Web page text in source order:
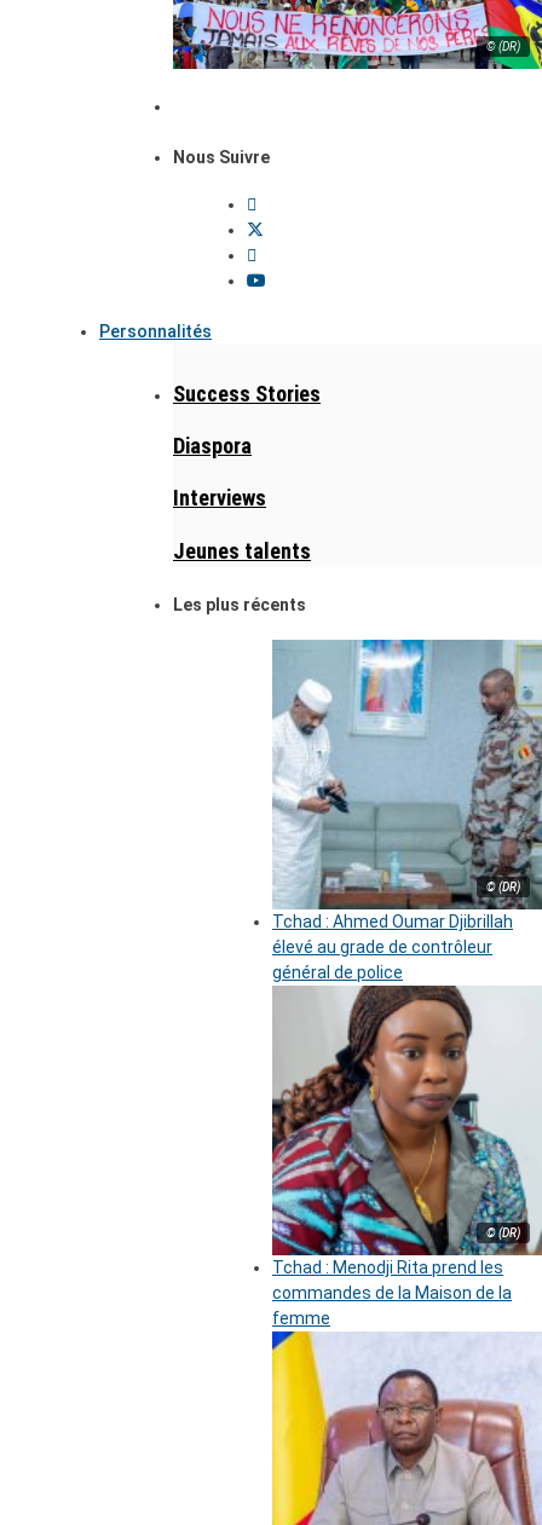
© (DR)
Nous Suivre
Personnalités
Success Stories
Diaspora
Interviews
Jeunes talents
Les plus récents
© (DR)
Tchad : Ahmed Oumar Djibrillah
élevé au grade de contrôleur
général de police
© (DR)
Tchad : Menodji Rita prend les
commandes de la Maison de la
femme